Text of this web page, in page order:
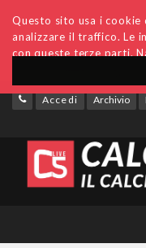
Questo sito usa i
analizzare il traffico. Le
con queste terze parti.
Accedi Archivio